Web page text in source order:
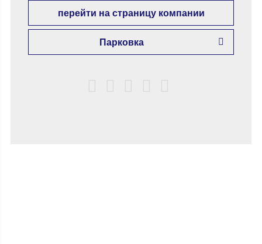
перейти на страницу компании
Парковка